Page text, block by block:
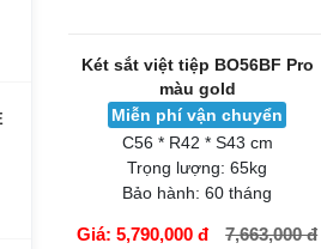
Két sắt việt tiệp BO56BF Pro
màu gold
Miễn phí vận chuyển
C56 * R42 * S43 cm